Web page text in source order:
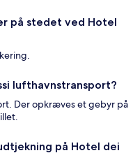
på stedet ved Hotel
lufthavnstransport?
Der opkræves et gebyr på
på Hotel dei